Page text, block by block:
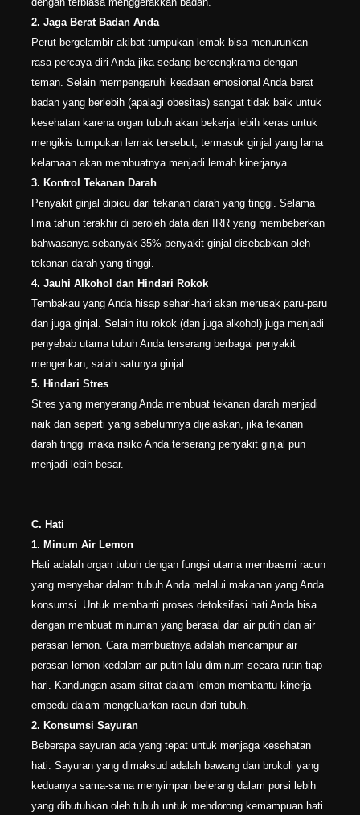
2. Jaga Berat Badan Anda
Perut bergelambir akibat tumpukan lemak bisa menurunkan
rasa percaya diri Anda jika sedang bercengkrama dengan
teman. Selain mempengaruhi keadaan emosional Anda berat
badan yang berlebih (apalagi obesitas) sangat tidak baik untuk
kesehatan karena organ tubuh akan bekerja lebih keras untuk
mengikis tumpukan lemak tersebut, termasuk ginjal yang lama
kelamaan akan membuatnya menjadi lemah kinerjanya.
3. Kontrol Tekanan Darah
Penyakit ginjal dipicu dari tekanan darah yang tinggi. Selama
lima tahun terakhir di peroleh data dari IRR yang membeberkan
bahwasanya sebanyak 35% penyakit ginjal disebabkan oleh
tekanan darah yang tinggi.
4. Jauhi Alkohol dan Hindari Rokok
Tembakau yang Anda hisap sehari-hari akan merusak paru-paru
dan juga ginjal. Selain itu rokok (dan juga alkohol) juga menjadi
penyebab utama tubuh Anda terserang berbagai penyakit
mengerikan, salah satunya ginjal.
5. Hindari Stres
Stres yang menyerang Anda membuat tekanan darah menjadi
naik dan seperti yang sebelumnya dijelaskan, jika tekanan
darah tinggi maka risiko Anda terserang penyakit ginjal pun
menjadi lebih besar.
C. Hati
1. Minum Air Lemon
Hati adalah organ tubuh dengan fungsi utama membasmi racun
yang menyebar dalam tubuh Anda melalui makanan yang Anda
konsumsi. Untuk membanti proses detoksifasi hati Anda bisa
dengan membuat minuman yang berasal dari air putih dan air
perasan lemon. Cara membuatnya adalah mencampur air
perasan lemon kedalam air putih lalu diminum secara rutin tiap
hari. Kandungan asam sitrat dalam lemon membantu kinerja
empedu dalam mengeluarkan racun dari tubuh.
2. Konsumsi Sayuran
Beberapa sayuran ada yang tepat untuk menjaga kesehatan
hati. Sayuran yang dimaksud adalah bawang dan brokoli yang
keduanya sama-sama menyimpan belerang dalam porsi lebih
yang dibutuhkan oleh tubuh untuk mendorong kemampuan hati